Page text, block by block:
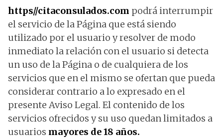
https//citaconsulados.com podrá interrumpir
el servicio de la Página que está siendo
utilizado por el usuario y resolver de modo
inmediato la relación con el usuario si detecta
un uso de la Página o de cualquiera de los
servicios que en el mismo se ofertan que pueda
considerar contrario a lo expresado en el
presente Aviso Legal. El contenido de los
servicios ofrecidos y su uso quedan limitados a
usuarios mayores de 18 años.